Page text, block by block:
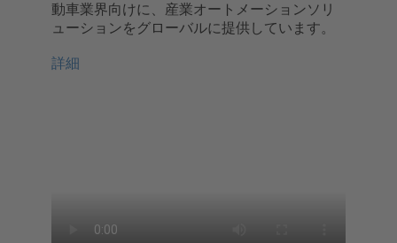
動車業界向けに、産業オートメーションソリ
ューションをグローバルに提供しています。
詳細